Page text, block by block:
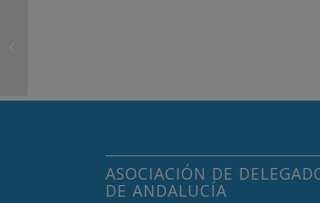
ASOCIACIÓN DE
DE ANDALUCÍA